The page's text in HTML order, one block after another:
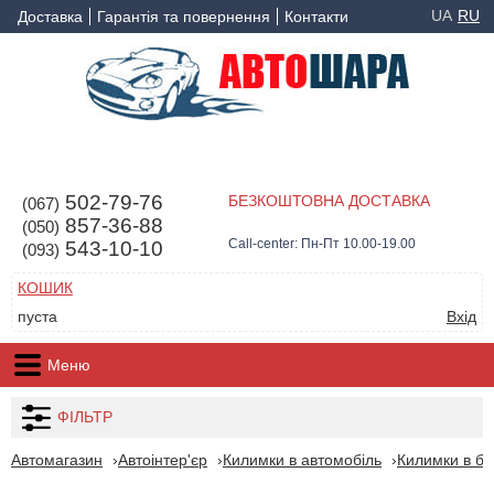
Доставка Гарантія та повернення Контакти UA RU
(067) 502-79-76
(050) 857-36-88
(093) 543-10-10
БЕЗКОШТОВНА ДОСТАВКА
Call-center: Пн-Пт 10.00-19.00
КОШИК
пуста
Вхід
Меню
ФІЛЬТР
Автомагазин Автоінтер'єр Килимки в автомобіль Килимки в